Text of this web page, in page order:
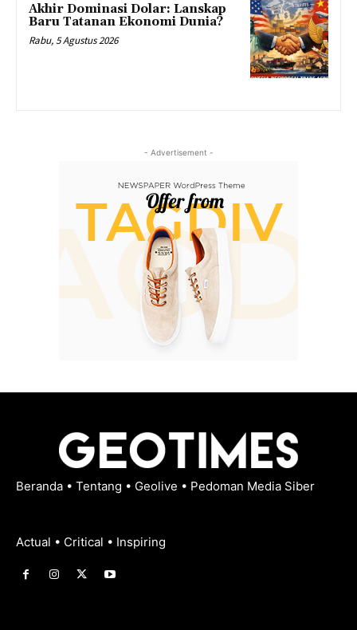
Akhir Dominasi Dolar: Lanskap
Baru Tatanan Ekonomi Dunia?
Rabu, 5 Agustus 2026
- Advertisement -
Beranda • Tentang • Geolive • Pedoman Media Siber
Actual • Critical • Inspiring